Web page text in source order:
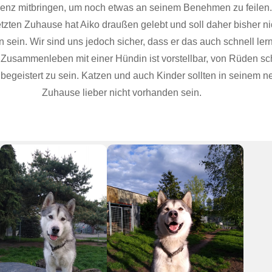
mitbringen, um noch etwas an seinem Benehmen zu
Zuhause hat Aiko draußen gelebt und soll daher bisher
sein. Wir sind uns jedoch sicher, dass er das auch schnell
mit einer Hündin ist vorstellbar, von Rüden
zu sein. Katzen und auch Kinder sollten in seinem
Zuhause lieber nicht vorhanden sein.